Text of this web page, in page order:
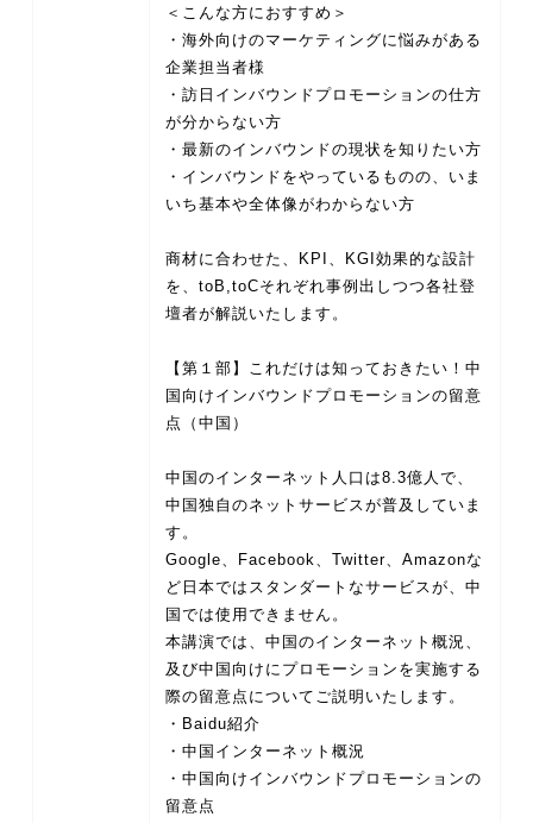
＜こんな方におすすめ＞
・海外向けのマーケティングに悩みがある
企業担当者様
・訪日インバウンドプロモーションの仕方
が分からない方
・最新のインバウンドの現状を知りたい方
・インバウンドをやっているものの、いま
いち基本や全体像がわからない方
商材に合わせた、KPI、KGI効果的な設計
を、toB,toCそれぞれ事例出しつつ各社登
壇者が解説いたします。
【第１部】これだけは知っておきたい！中
国向けインバウンドプロモーションの留意
点（中国）
中国のインターネット人口は8.3億人で、
中国独自のネットサービスが普及していま
す。
Google、Facebook、Twitter、Amazonな
ど日本ではスタンダートなサービスが、中
国では使用できません。
本講演では、中国のインターネット概況、
及び中国向けにプロモーションを実施する
際の留意点についてご説明いたします。
・Baidu紹介
・中国インターネット概況
・中国向けインバウンドプロモーションの
留意点